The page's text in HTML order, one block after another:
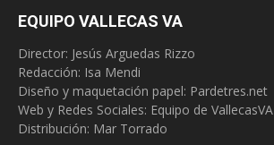
EQUIPO VALLECAS VA
Director: Jesús Arguedas Rizzo
Redacción: Isa Mendi
Diseño y maquetación papel: Pardetres.net
Web y Redes Sociales: Equipo de VallecasVA
Distribución: Mar Torrado